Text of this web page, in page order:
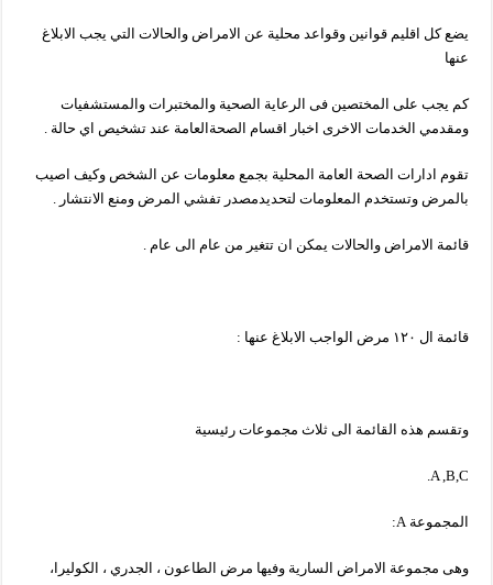
يضع كل اقليم قوانين وقواعد محلية عن الامراض والحالات التي يجب الابلاغ
عنها
كم يجب على المختصين فى الرعاية الصحية والمختبرات والمستشفيات
ومقدمي الخدمات الاخرى اخبار اقسام الصحةالعامة عند تشخيص اي حالة .
تقوم ادارات الصحة العامة المحلية بجمع معلومات عن الشخص وكيف اصيب
بالمرض وتستخدم المعلومات لتحديدمصدر تفشي المرض ومنع الانتشار .
قائمة الامراض والحالات يمكن ان تتغير من عام الى عام .
قائمة ال ١٢٠ مرض الواجب الابلاغ عنها :
وتقسم هذه القائمة الى ثلاث مجموعات رئيسية
A ,B,C.
المجموعة A:
وهى مجموعة الامراض السارية وفيها مرض الطاعون ، الجدري ، الكوليرا،